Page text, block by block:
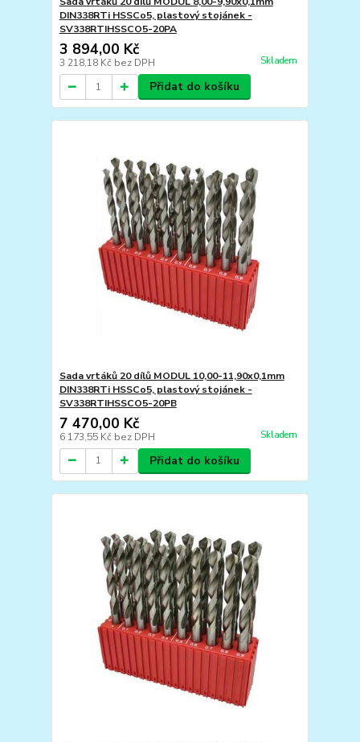
DIN338RTi HSSCo5, plastový stojánek -
SV338RTIHSSCO5-20PA
3 894,00 Kč
3 218,18 Kč bez DPH Skladem
Přidat do košíku
Sada vrtáků 20 dílů MODUL 10,00-11,90x0,1mm
DIN338RTi HSSCo5, plastový stojánek -
SV338RTIHSSCO5-20PB
7 470,00 Kč
6 173,55 Kč bez DPH Skladem
Přidat do košíku